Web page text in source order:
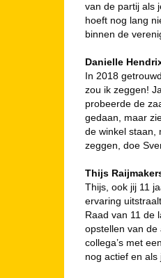
van de partij als
hoeft nog lang
binnen de
Danielle
In 2018
zou ik zeggen!
probeerde de
gedaan, maar
de winkel staan,
zeggen, doe
Thijs
Thijs, ook jij 11
ervaring
Raad van 11 de
opstellen van de
collega’s met
nog actief en